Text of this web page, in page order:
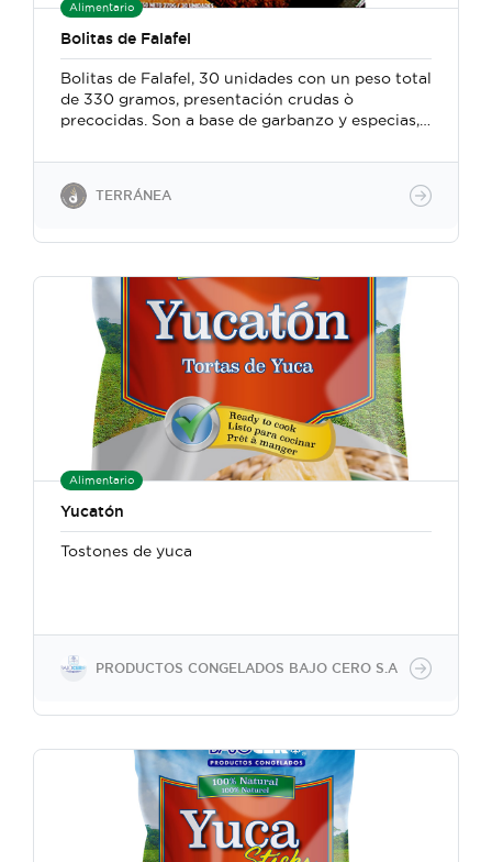
Alimentario
Bolitas de Falafel
Bolitas de Falafel, 30 unidades con un peso total
de 330 gramos, presentación crudas ò
precocidas. Son a base de garbanzo y especias,
colores artificiales. Producto congelado.
TERRÁNEA
Alimentario
Yucatón
Tostones de yuca
PRODUCTOS CONGELADOS BAJO CERO S.A